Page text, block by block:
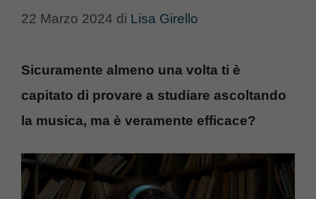
22 Marzo 2024 di Lisa Girello
Sicuramente almeno una volta ti è
capitato di provare a studiare ascoltando
la musica, ma è veramente efficace?